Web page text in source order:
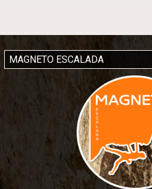
MAGNETO ESCALADA